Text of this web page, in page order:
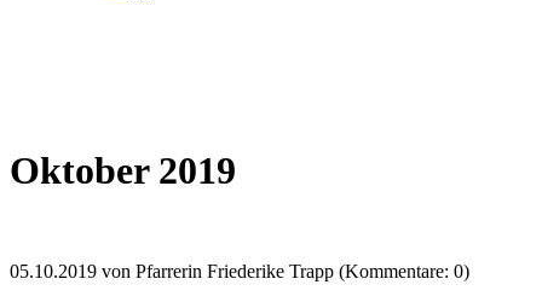
Oktober 2019
05.10.2019 von Pfarrerin Friederike Trapp (Kommentare: 0)